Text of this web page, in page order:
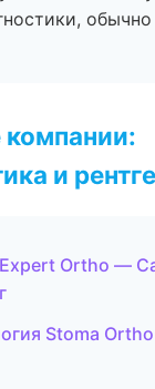
обычно
и
Ortho —
Stoma